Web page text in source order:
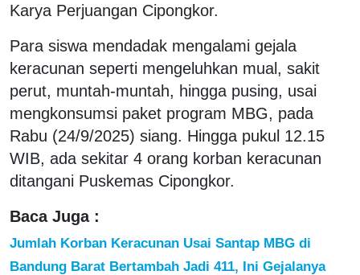
Karya Perjuangan Cipongkor.
Para siswa mendadak mengalami gejala
keracunan seperti mengeluhkan mual, sakit
perut, muntah-muntah, hingga pusing, usai
mengkonsumsi paket program MBG, pada
Rabu (24/9/2025) siang. Hingga pukul 12.15
WIB, ada sekitar 4 orang korban keracunan
ditangani Puskemas Cipongkor.
Baca Juga :
Jumlah Korban Keracunan Usai Santap MBG di
Bandung Barat Bertambah Jadi 411, Ini Gejalanya